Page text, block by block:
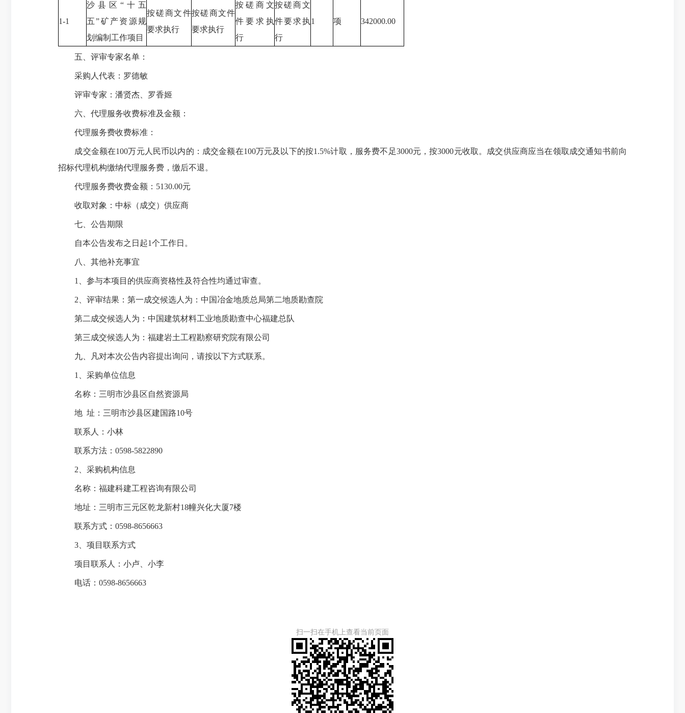
1-1
沙县区“十五
五”矿产资源规
划编制工作项目
按磋商文件
要求执行
按磋商文件
要求执行
按磋商文
件要求执
行
按磋商文
件要求执
行
1 项 342000.00
五、评审专家名单：
采购人代表：罗德敏
评审专家：潘贤杰、罗香姬
六、代理服务收费标准及金额：
代理服务费收费标准：
成交金额在100万元人民币以内的：成交金额在100万元及以下的按1.5%计取，服务费不足3000元，按3000元收取。成交供应商应当在领取成交通知书前向
招标代理机构缴纳代理服务费，缴后不退。
代理服务费收费金额：5130.00元
收取对象：中标（成交）供应商
七、公告期限
自本公告发布之日起1个工作日。
八、其他补充事宜
1、参与本项目的供应商资格性及符合性均通过审查。
2、评审结果：第一成交候选人为：中国冶金地质总局第二地质勘查院
第二成交候选人为：中国建筑材料工业地质勘查中心福建总队
第三成交候选人为：福建岩土工程勘察研究院有限公司
九、凡对本次公告内容提出询问，请按以下方式联系。
1、采购单位信息
名称：三明市沙县区自然资源局
地 址：三明市沙县区建国路10号
联系人：小林
联系方法：0598-5822890
2、采购机构信息
名称：福建科建工程咨询有限公司
地址：三明市三元区乾龙新村18幢兴化大厦7楼
联系方式：0598-8656663
3、项目联系方式
项目联系人：小卢、小李
电话：0598-8656663
扫一扫在手机上查看当前页面